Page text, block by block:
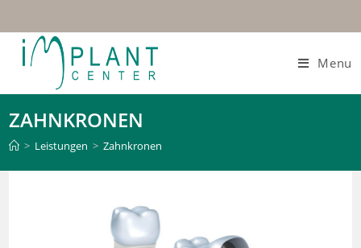
Menu
ZAHNKRONEN
> Leistungen > Zahnkronen